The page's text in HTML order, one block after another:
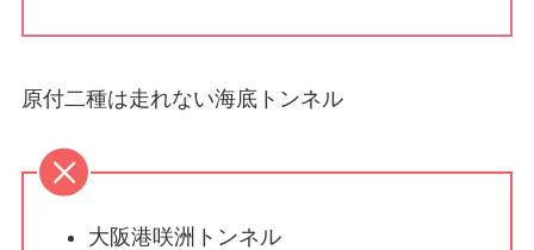
原付二種は走れない海底トンネル
大阪港咲洲トンネル